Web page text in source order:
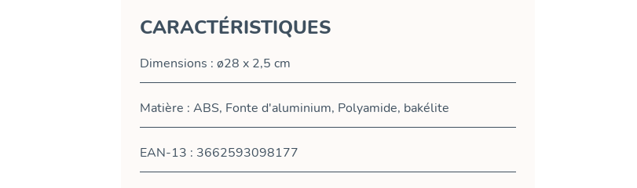
CARACTÉRISTIQUES
Dimensions : ø28 x 2,5 cm
Matière : ABS, Fonte d'aluminium, Polyamide, bakélite
EAN-13 : 3662593098177